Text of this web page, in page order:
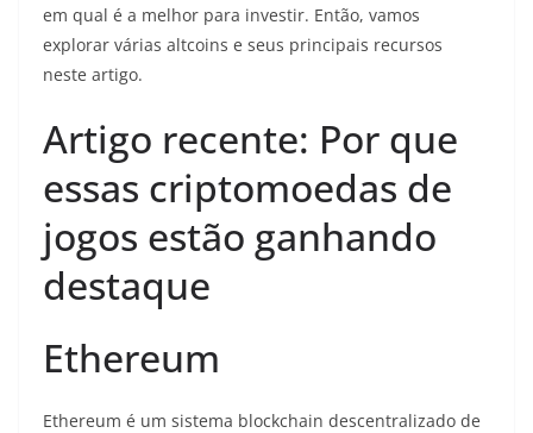
em qual é a melhor para investir. Então, vamos
explorar várias altcoins e seus principais recursos
neste artigo.
Artigo recente: Por que
essas criptomoedas de
jogos estão ganhando
destaque
Ethereum
Ethereum é um sistema blockchain descentralizado de